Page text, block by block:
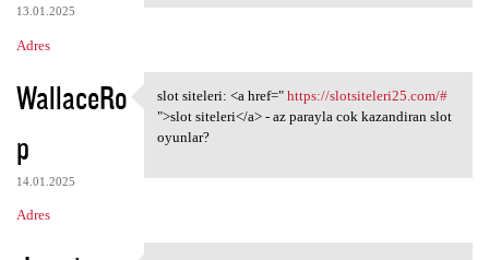
13.01.2025
Adres
WallaceRo
p
14.01.2025
Adres
slot siteleri: <a href="
slot siteleri: <a href=" https://slotsiteleri25.com/#
">slot siteleri</a> - az parayla cok kazandiran slot
oyunlar?